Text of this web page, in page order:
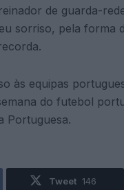
de guarda-
sorriso, pela forma
às equipas
do futebol
Portuguesa.
Tweet 146